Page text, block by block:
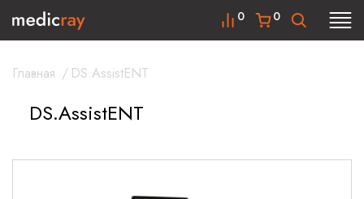
0
0
Главная / DS.AssistENT
DS.AssistENT